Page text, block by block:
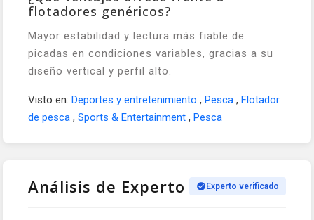
flotadores genéricos?
Mayor estabilidad y lectura más fiable de
picadas en condiciones variables, gracias a su
diseño vertical y perfil alto.
Visto en: Deportes y entretenimiento , Pesca , Flotador
de pesca , Sports & Entertainment , Pesca
Análisis de Experto Experto verificado